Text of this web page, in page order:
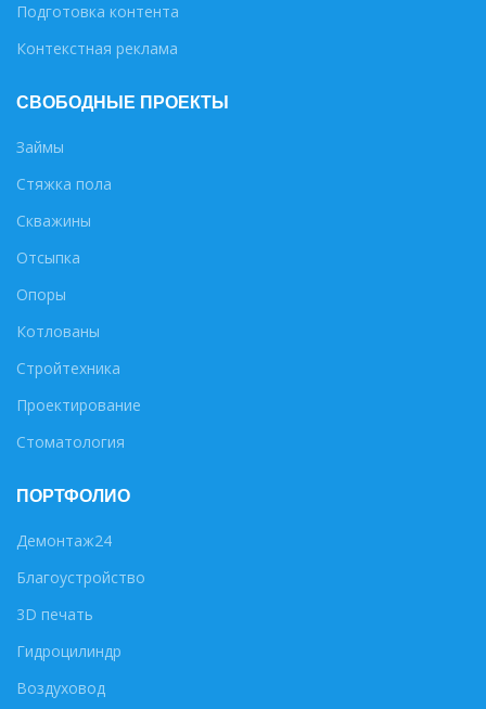
Подготовка контента
Контекстная реклама
СВОБОДНЫЕ ПРОЕКТЫ
Займы
Стяжка пола
Скважины
Отсыпка
Опоры
Котлованы
Стройтехника
Проектирование
Стоматология
ПОРТФОЛИО
Демонтаж24
Благоустройство
3D печать
Гидроцилиндр
Воздуховод